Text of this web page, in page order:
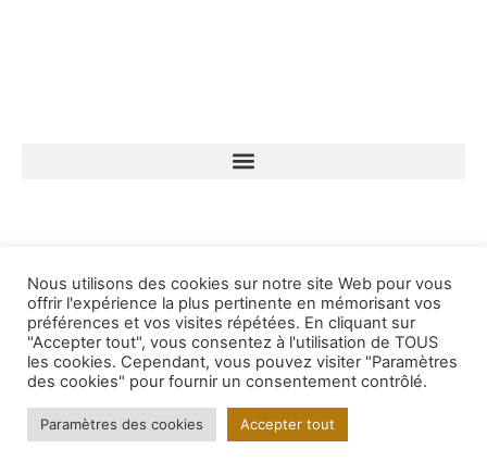
Nous utilisons des cookies sur notre site Web pour vous
offrir l'expérience la plus pertinente en mémorisant vos
préférences et vos visites répétées. En cliquant sur
"Accepter tout", vous consentez à l'utilisation de TOUS
les cookies. Cependant, vous pouvez visiter "Paramètres
des cookies" pour fournir un consentement contrôlé.
Paramètres des cookies Accepter tout